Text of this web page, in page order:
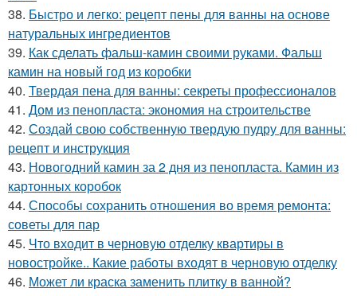
38. Быстро и легко: рецепт пены для ванны на основе
натуральных ингредиентов
39. Как сделать фальш-камин своими руками. Фальш
камин на новый год из коробки
40. Твердая пена для ванны: секреты профессионалов
41. Дом из пенопласта: экономия на строительстве
42. Создай свою собственную твердую пудру для ванны:
рецепт и инструкция
43. Новогодний камин за 2 дня из пенопласта. Камин из
картонных коробок
44. Способы сохранить отношения во время ремонта:
советы для пар
45. Что входит в черновую отделку квартиры в
новостройке.. Какие работы входят в черновую отделку
46. Может ли краска заменить плитку в ванной?